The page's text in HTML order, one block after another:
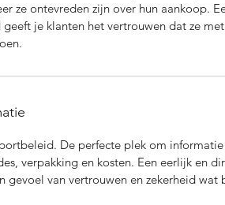
ze ontevreden zijn over hun aankoop.
je klanten het vertrouwen dat ze
De perfecte plek om
verpakking en kosten. Een eerlijk en
gevoel van vertrouwen en zekerheid wat